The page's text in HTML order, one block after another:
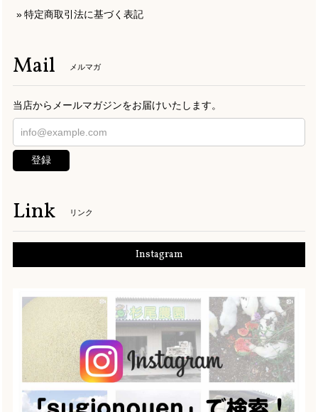
特定商取引法に基づく表記
Mail メルマガ
当店からメールマガジンをお届けいたします。
登録
Link リンク
Instagram